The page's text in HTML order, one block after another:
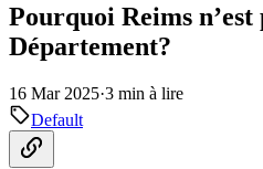
Pourquoi Reims
Département?
16 Mar 2025·3 min à lire
Default